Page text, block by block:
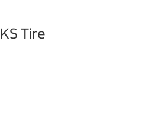
Tire